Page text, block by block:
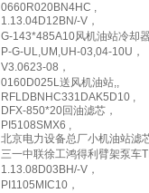
0660R020BN4HC ,
1.13.04D12BN/-V，
G-143*485A10风机油站冷却
P-G-UL,UM,UH-03,04-10U，
V3.0623-08，
0160D025L送风机油站,,
RFLDBNHC331DAK5D10 ,
DFX-850*20回油滤芯，
PI5108SMX6 ,
北京电力设备总厂小机油站滤
三一中联徐工鸿得利臂架泵车
1.13.08D03BH/-V，
PI1105MIC10，